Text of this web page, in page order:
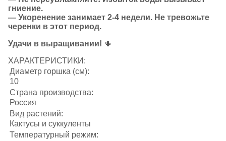
гниение.
— Укоренение занимает 2-4 недели. Не тревожьте
черенки в этот период.
Удачи в выращивании! 🌵
ХАРАКТЕРИСТИКИ:
Диаметр горшка (см):
10
Страна производства:
Россия
Вид растений:
Кактусы и суккуленты
Температурный режим: